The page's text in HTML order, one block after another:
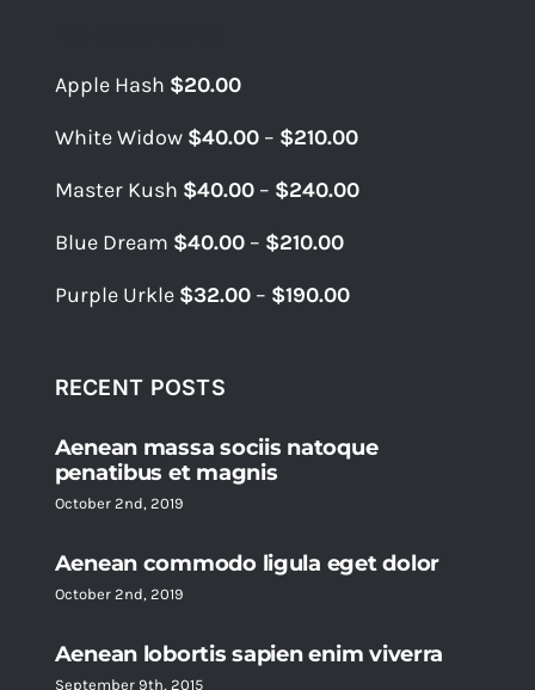
Apple Hash $20.00
White Widow $40.00 – $210.00Price
$40.00
Master Kush $40.00 – $240.00Price
Blue Dream $40.00 – $210.00Price
$40.00
Purple Urkle $32.00 – $190.00Price
RECENT POSTS
Aenean massa sociis natoque
penatibus et magnis
October 2nd, 2019
Aenean commodo ligula eget dolor
October 2nd, 2019
Aenean lobortis sapien enim viverra
September 9th, 2015